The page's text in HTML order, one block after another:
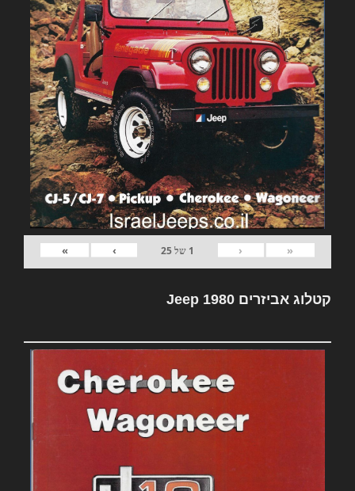
«
‹
1 של25
›
»
קטלוג אביזרים Jeep 1980